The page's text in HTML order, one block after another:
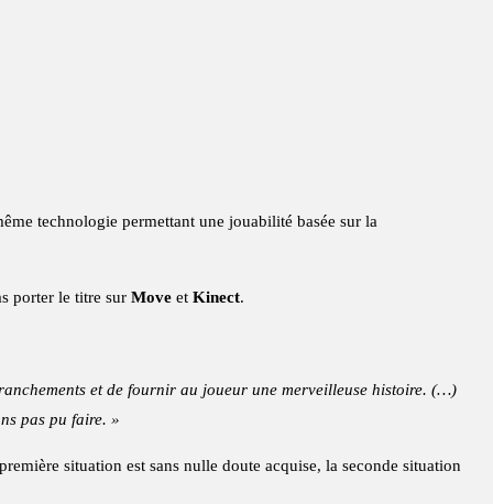
technologie permettant une jouabilité basée sur la
porter le titre sur Move et Kinect.
et de fournir au joueur une merveilleuse histoire. (…)
pas pu faire. »
situation est sans nulle doute acquise, la seconde situation